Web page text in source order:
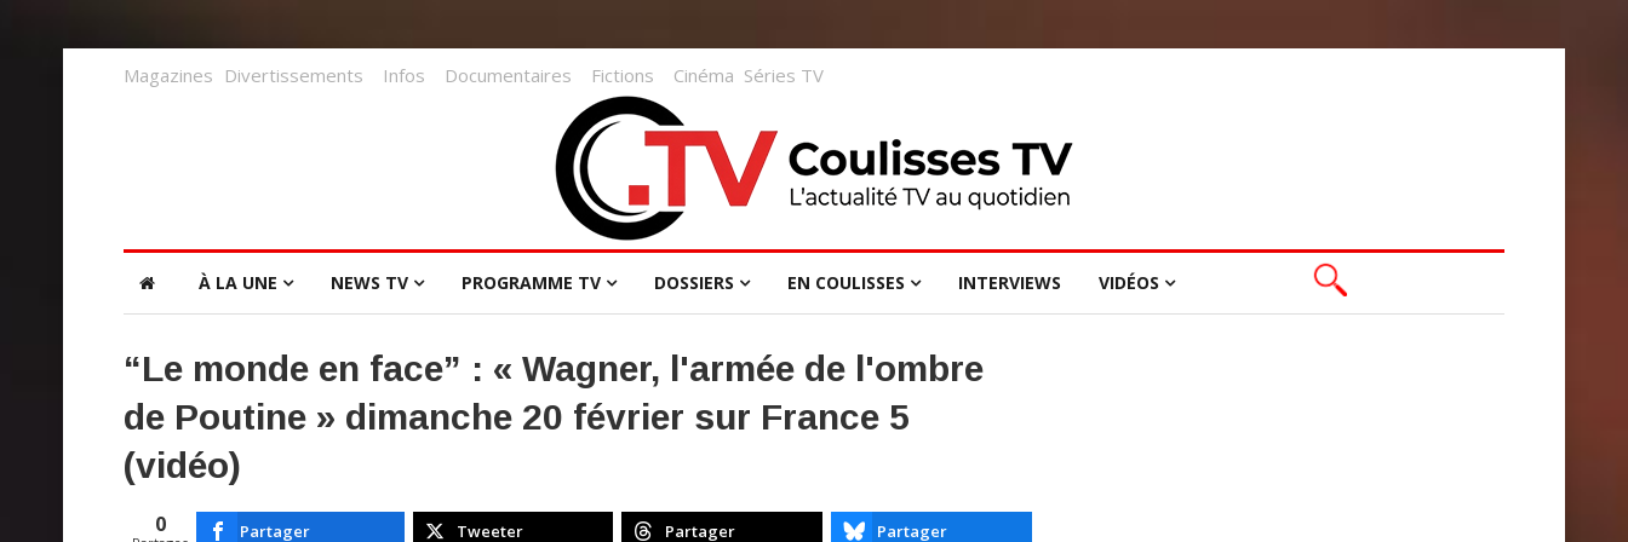
Magazines Divertissements Infos Documentaires Fictions Cinéma Séries TV
À LA UNE NEWS TV PROGRAMME TV DOSSIERS EN COULISSES INTERVIEWS VIDÉOS
“Le monde en face” : « Wagner, l'armée de l'ombre
de Poutine » dimanche 20 février sur France 5
(vidéo)
0 Partager Tweeter Partager Partager